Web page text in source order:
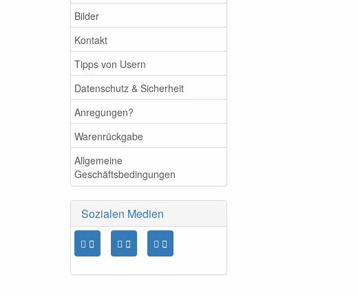
Bilder
Kontakt
Tipps von Usern
Datenschutz & Sicherheit
Anregungen?
Warenrückgabe
Allgemeine
Geschäftsbedingungen
Sozialen Medien